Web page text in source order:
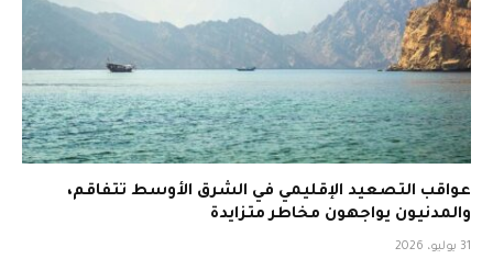
عواقب التصعيد الإقليمي في الشرق الأوسط تتفاقم،
والمدنيون يواجهون مخاطر متزايدة
31 يوليو، 2026